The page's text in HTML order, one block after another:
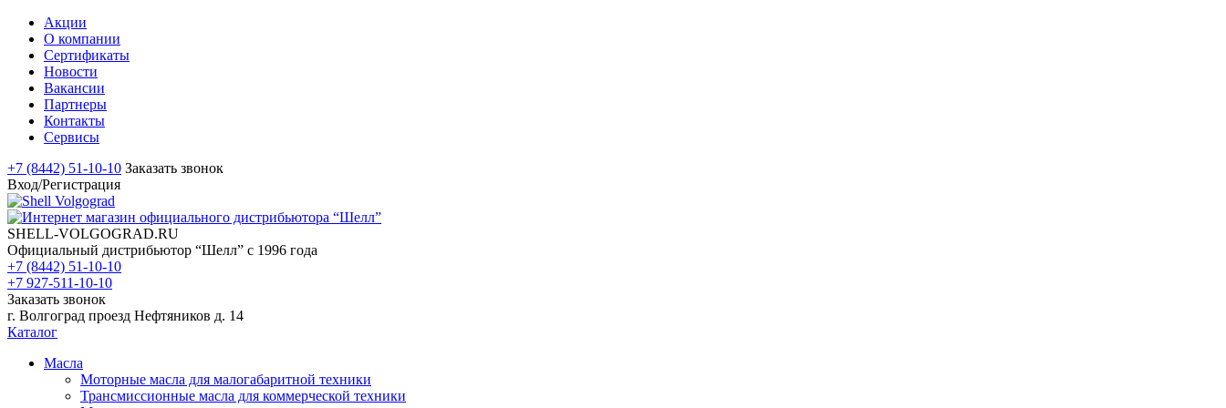
Акции
О компании
Сертификаты
Новости
Вакансии
Партнеры
Контакты
Сервисы
+7 (8442) 51-10-10 Заказать звонок
Вход/Регистрация
SHELL-VOLGOGRAD.RU
Официальный дистрибьютор “Шелл” с 1996 года
+7 (8442) 51-10-10
+7 927-511-10-10
Заказать звонок
г. Волгоград проезд Нефтяников д. 14
Каталог
Масла
Моторные масла для малогабаритной техники
Трансмиссионные масла для коммерческой техники